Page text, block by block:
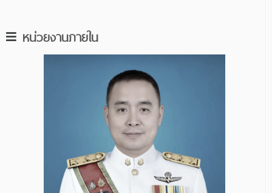
หน่วยงานภายใน